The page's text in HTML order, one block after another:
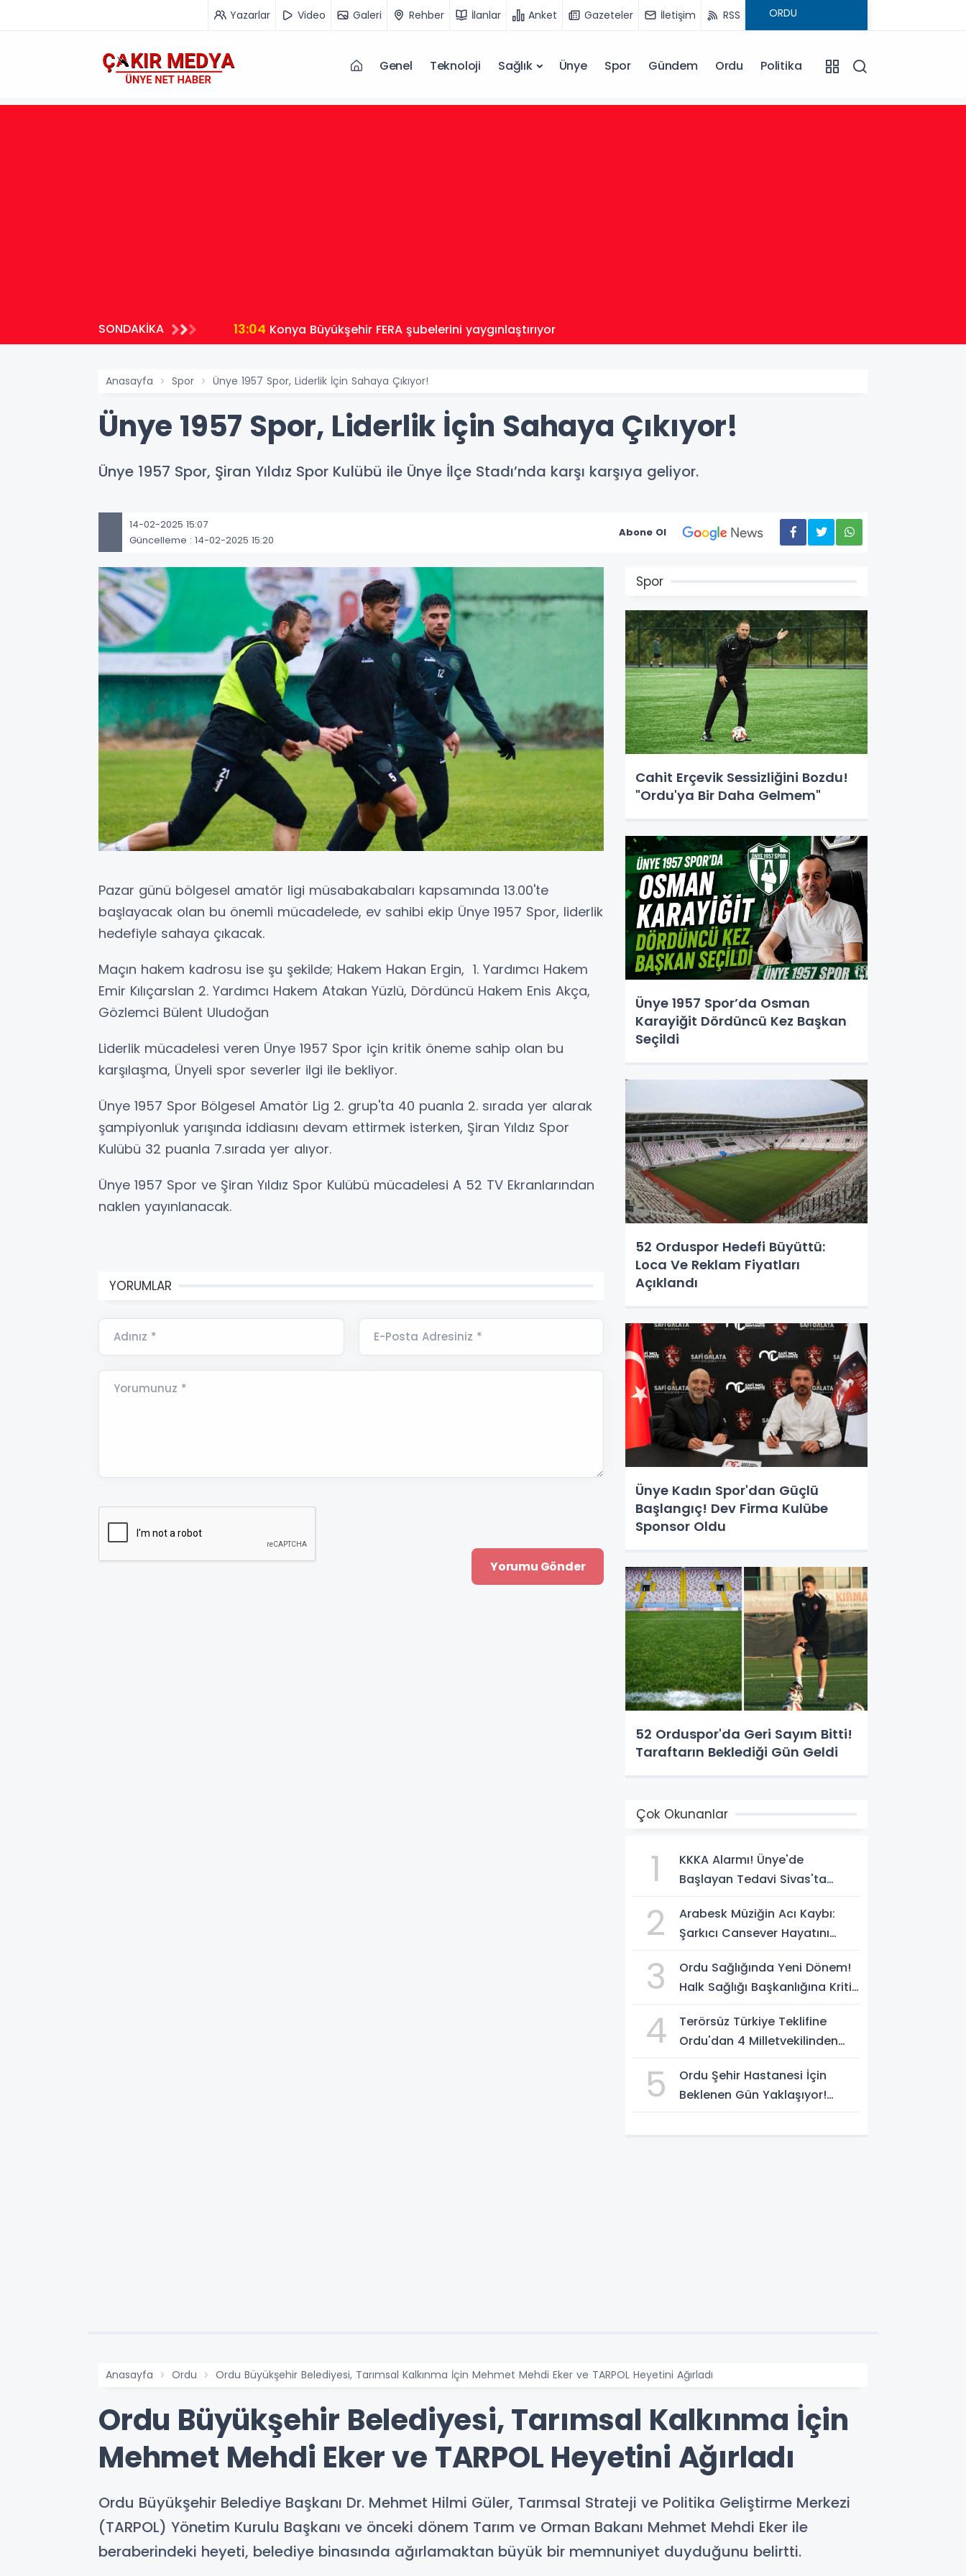
Yazarlar Video Galeri Rehber İlanlar Anket Gazeteler İletişim RSS
Genel Teknoloji Sağlık Ünye Spor Gündem Ordu Politika
SONDAKİKA
çağrısı 13:04 Konya Büyükşehir FERA şubelerini yaygınlaştırıyor
Anasayfa Spor Ünye 1957 Spor, Liderlik İçin Sahaya Çıkıyor!
Ünye 1957 Spor, Liderlik İçin Sahaya Çıkıyor!
Ünye 1957 Spor, Şiran Yıldız Spor Kulübü ile Ünye İlçe Stadı’nda karşı karşıya geliyor.
14-02-2025 15:07
Güncelleme : 14-02-2025 15:20
Abone Ol
Pazar günü bölgesel amatör ligi müsabakabaları kapsamında 13.00'te
başlayacak olan bu önemli mücadelede, ev sahibi ekip Ünye 1957 Spor, liderlik
hedefiyle sahaya çıkacak.
Maçın hakem kadrosu ise şu şekilde; Hakem Hakan Ergin, 1. Yardımcı Hakem
Emir Kılıçarslan 2. Yardımcı Hakem Atakan Yüzlü, Dördüncü Hakem Enis Akça,
Gözlemci Bülent Uludoğan
Liderlik mücadelesi veren Ünye 1957 Spor için kritik öneme sahip olan bu
karşılaşma, Ünyeli spor severler ilgi ile bekliyor.
Ünye 1957 Spor Bölgesel Amatör Lig 2. grup'ta 40 puanla 2. sırada yer alarak
şampiyonluk yarışında iddiasını devam ettirmek isterken, Şiran Yıldız Spor
Kulübü 32 puanla 7.sırada yer alıyor.
Ünye 1957 Spor ve Şiran Yıldız Spor Kulübü mücadelesi A 52 TV Ekranlarından
naklen yayınlanacak.
YORUMLAR
Adınız * E-Posta Adresiniz *
Yorumunuz *
Spor
Cahit Erçevik Sessizliğini Bozdu!
"Ordu'ya Bir Daha Gelmem"
Ünye 1957 Spor’da Osman
Karayiğit Dördüncü Kez Başkan
Seçildi
52 Orduspor Hedefi Büyüttü:
Loca Ve Reklam Fiyatları
Açıklandı
Ünye Kadın Spor'dan Güçlü
Başlangıç! Dev Firma Kulübe
Sponsor Oldu
52 Orduspor'da Geri Sayım Bitti!
Taraftarın Beklediği Gün Geldi
Çok Okunanlar
1
KKKA Alarmı! Ünye'de
Başlayan Tedavi Sivas'ta
2
Arabesk Müziğin Acı Kaybı:
Şarkıcı Cansever Hayatını
3
Ordu Sağlığında Yeni Dönem!
Halk Sağlığı Başkanlığına Kritik
4
Terörsüz Türkiye Teklifine
Ordu'dan 4 Milletvekilinden
5
Ordu Şehir Hastanesi İçin
Beklenen Gün Yaklaşıyor!
Anasayfa Ordu Ordu Büyükşehir Belediyesi, Tarımsal Kalkınma İçin Mehmet Mehdi Eker ve TARPOL Heyetini Ağırladı
Ordu Büyükşehir Belediyesi, Tarımsal Kalkınma İçin
Mehmet Mehdi Eker ve TARPOL Heyetini Ağırladı
Ordu Büyükşehir Belediye Başkanı Dr. Mehmet Hilmi Güler, Tarımsal Strateji ve Politika Geliştirme Merkezi
(TARPOL) Yönetim Kurulu Başkanı ve önceki dönem Tarım ve Orman Bakanı Mehmet Mehdi Eker ile
beraberindeki heyeti, belediye binasında ağırlamaktan büyük bir memnuniyet duyduğunu belirtti.